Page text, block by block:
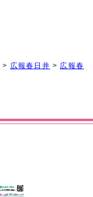
> 広報春日井 > 広報春